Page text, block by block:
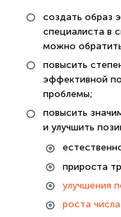
создать образ
специалиста в
можно
повысить
эффективной
проблемы;
повысить
и улучшить
прироста
улучшения
роста